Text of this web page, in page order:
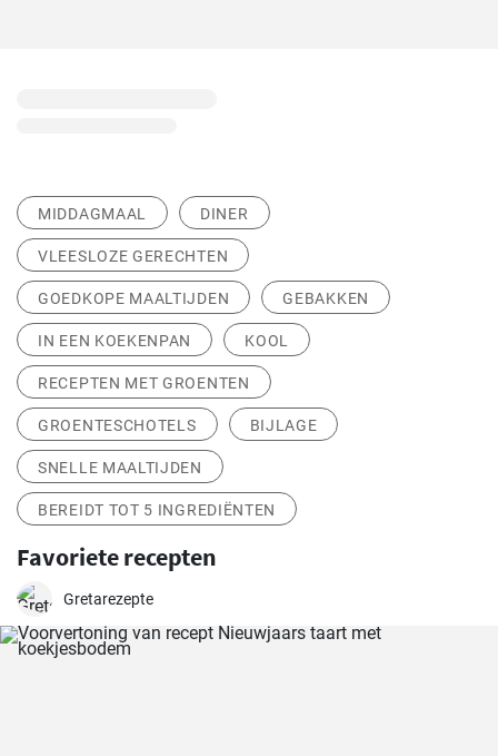
MIDDAGMAAL DINER
VLEESLOZE GERECHTEN
GOEDKOPE MAALTIJDEN GEBAKKEN
IN EEN KOEKENPAN KOOL
RECEPTEN MET GROENTEN
GROENTESCHOTELS BIJLAGE
SNELLE MAALTIJDEN
BEREIDT TOT 5 INGREDIËNTEN
Favoriete recepten
Gretarezepte